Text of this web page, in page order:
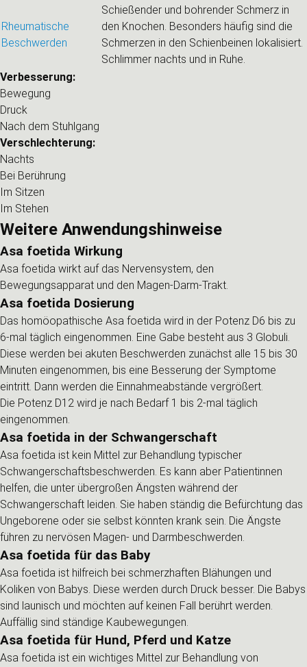
Rheumatische
Beschwerden
Schießender und bohrender Schmerz in
den Knochen. Besonders häufig sind die
Schmerzen in den Schienbeinen lokalisiert.
Schlimmer nachts und in Ruhe.
Verbesserung:
Bewegung
Druck
Nach dem Stuhlgang
Verschlechterung:
Nachts
Bei Berührung
Im Sitzen
Im Stehen
Weitere Anwendungshinweise
Asa foetida Wirkung
Asa foetida wirkt auf das Nervensystem, den
Bewegungsapparat und den Magen-Darm-Trakt.
Asa foetida Dosierung
Das homöopathische Asa foetida wird in der Potenz D6 bis zu
6-mal täglich eingenommen. Eine Gabe besteht aus 3 Globuli.
Diese werden bei akuten Beschwerden zunächst alle 15 bis 30
Minuten eingenommen, bis eine Besserung der Symptome
eintritt. Dann werden die Einnahmeabstände vergrößert.
Die Potenz D12 wird je nach Bedarf 1 bis 2-mal täglich
eingenommen.
Asa foetida in der Schwangerschaft
Asa foetida ist kein Mittel zur Behandlung typischer
Schwangerschaftsbeschwerden. Es kann aber Patientinnen
helfen, die unter übergroßen Ängsten während der
Schwangerschaft leiden. Sie haben ständig die Befürchtung das
Ungeborene oder sie selbst könnten krank sein. Die Ängste
führen zu nervösen Magen- und Darmbeschwerden.
Asa foetida für das Baby
Asa foetida ist hilfreich bei schmerzhaften Blähungen und
Koliken von Babys. Diese werden durch Druck besser. Die Babys
sind launisch und möchten auf keinen Fall berührt werden.
Auffällig sind ständige Kaubewegungen.
Asa foetida für Hund, Pferd und Katze
Asa foetida ist ein wichtiges Mittel zur Behandlung von